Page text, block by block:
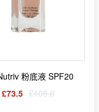
粉底液 SPF20
£73.5 £105.0